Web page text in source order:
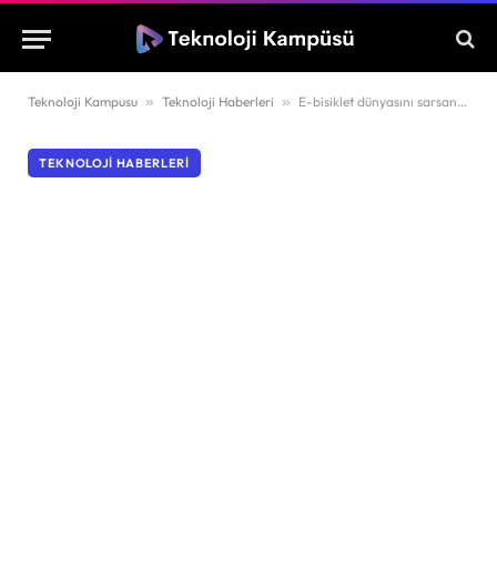
Teknoloji Kampusu » Teknoloji Haberleri » E-bisiklet dünyasını sarsan motor ve şanzıman entegrasyonu sahne aldı
TEKNOLOJI HABERLERI